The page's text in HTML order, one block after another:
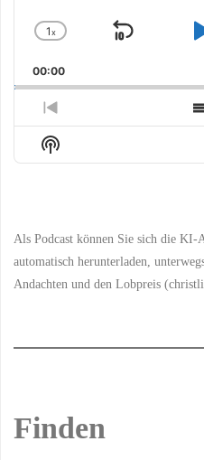
Change
Rate
1x
Skip
00:00
Previous
Episode
Show
Podcast
Als Podcast können Sie sich die KI-
automatisch herunterladen,
Andachten und den Lobpreis
Finden